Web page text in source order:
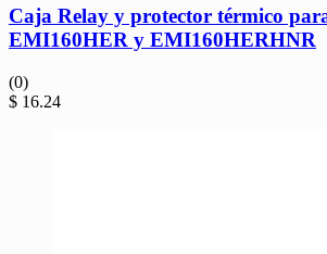
Caja Relay y protector térmico
EMI160HER y EMI160HERHNR
(0)
$ 16.24